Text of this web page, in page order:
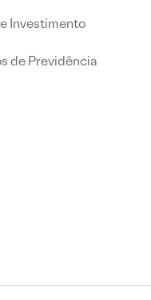
Investimento
de Previdência